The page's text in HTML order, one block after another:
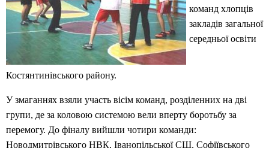
команд хлопців
закладів загальної
середньої освіти
Костянтинівського району.
У змаганнях взяли участь вісім команд, розділенних на дві
групи, де за коловою системою вели вперту боротьбу за
перемогу. До фіналу вийшли чотири команди:
Новодмитрівського НВК, Іванопільської СШ, Софіївського